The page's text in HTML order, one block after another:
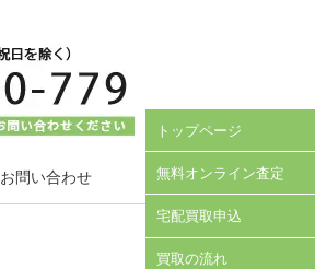
お問い合わせ
トップページ
無料オンライン査定
宅配買取申込
買取の流れ